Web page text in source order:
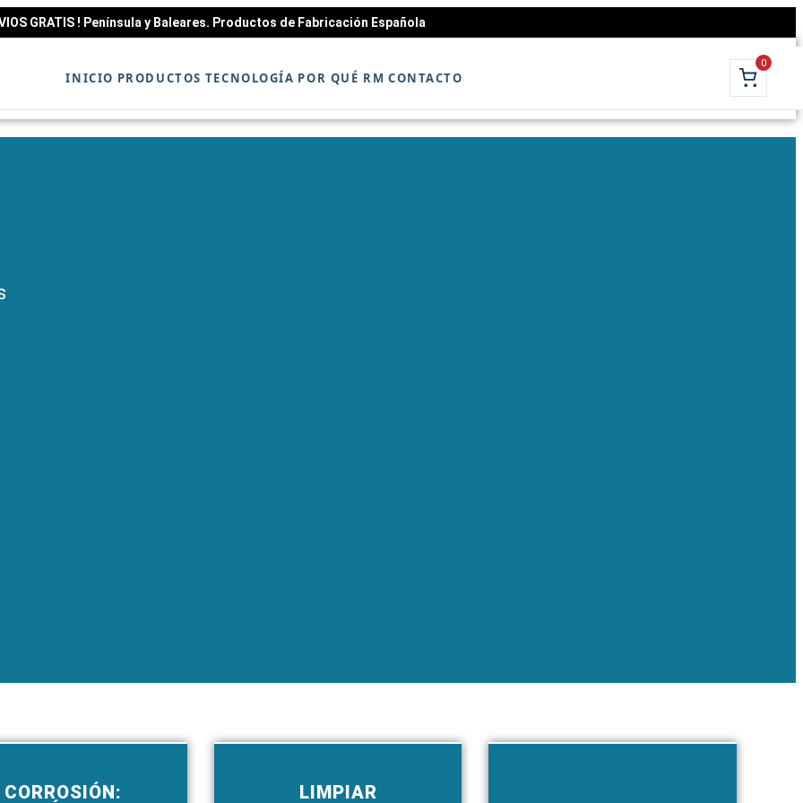
GRATIS ! Península y Baleares. Productos de Fabricación Española
INICIO PRODUCTOS TECNOLOGÍA POR QUÉ RM CONTACTO
0
CORROSIÓN:
LIMPIAR